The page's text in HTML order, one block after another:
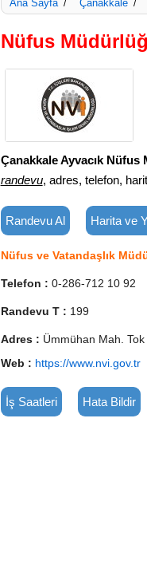
Ana Sayfa / Çanakkale /
Nüfus
Çanakkale Ayvacık Nüfus
randevu, adres, telefon,
Randevu Al Harita ve
Nüfus ve Vatandaşlık
Telefon : 0-286-712 10 92
Randevu T : 199
Adres : Ümmühan Mah.
Web : https://www.nvi.gov.tr
İş Saatleri Hata Bildir